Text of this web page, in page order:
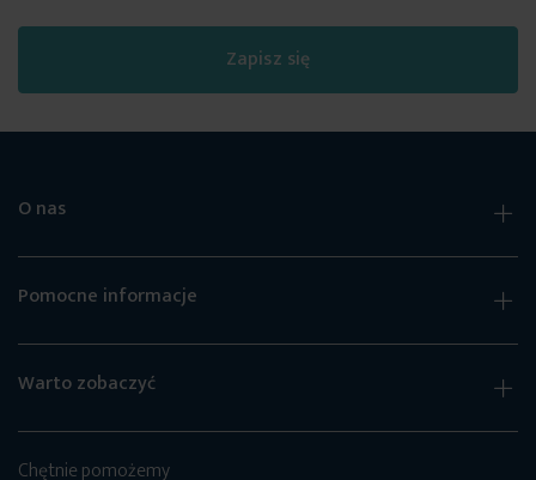
Zapisz się
O nas
Pomocne informacje
Warto zobaczyć
Chętnie pomożemy